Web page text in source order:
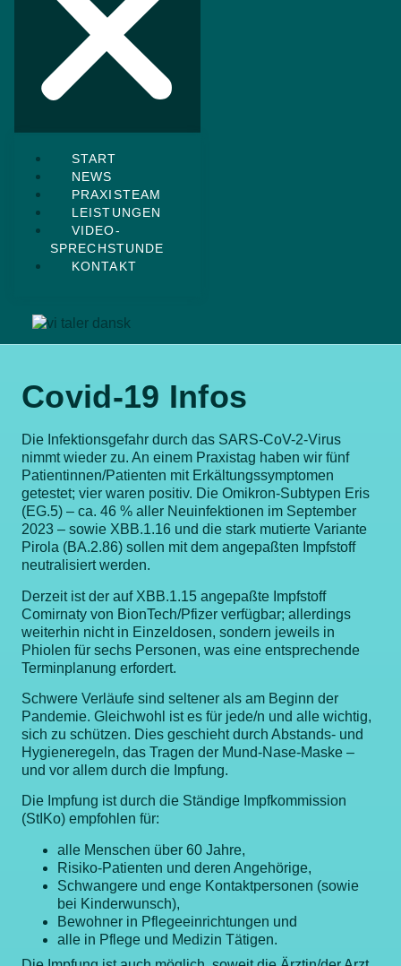
START
NEWS
PRAXISTEAM
LEISTUNGEN
VIDEO-
SPRECHSTUNDE
KONTAKT
Covid-19 Infos
Die Infektionsgefahr durch das SARS-CoV-2-Virus
nimmt wieder zu. An einem Praxistag haben wir fünf
Patientinnen/Patienten mit Erkältungssymptomen
getestet; vier waren positiv. Die Omikron-Subtypen Eris
(EG.5) – ca. 46 % aller Neuinfektionen im September
2023 – sowie XBB.1.16 und die stark mutierte Variante
Pirola (BA.2.86) sollen mit dem angepaßten Impfstoff
neutralisiert werden.
Derzeit ist der auf XBB.1.15 angepaßte Impfstoff
Comirnaty von BionTech/Pfizer verfügbar; allerdings
weiterhin nicht in Einzeldosen, sondern jeweils in
Phiolen für sechs Personen, was eine entsprechende
Terminplanung erfordert.
Schwere Verläufe sind seltener als am Beginn der
Pandemie. Gleichwohl ist es für jede/n und alle wichtig,
sich zu schützen. Dies geschieht durch Abstands- und
Hygieneregeln, das Tragen der Mund-Nase-Maske –
und vor allem durch die Impfung.
Die Impfung ist durch die Ständige Impfkommission
(StIKo) empfohlen für:
alle Menschen über 60 Jahre,
Risiko-Patienten und deren Angehörige,
Schwangere und enge Kontaktpersonen (sowie
bei Kinderwunsch),
Bewohner in Pflegeeinrichtungen und
alle in Pflege und Medizin Tätigen.